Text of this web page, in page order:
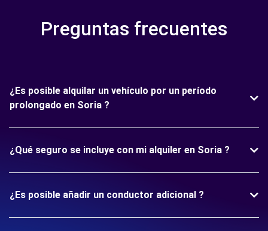
Preguntas frecuentes
¿Es posible alquilar un vehículo por un período
prolongado en Soria ?
¿Qué seguro se incluye con mi alquiler en Soria ?
¿Es posible añadir un conductor adicional ?